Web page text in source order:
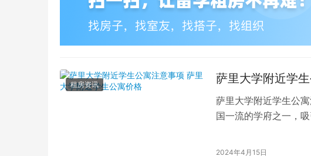
租房资讯 萨里大学附近学
萨里大学附近学生公
国一流的学府之一，
2024年4月15日